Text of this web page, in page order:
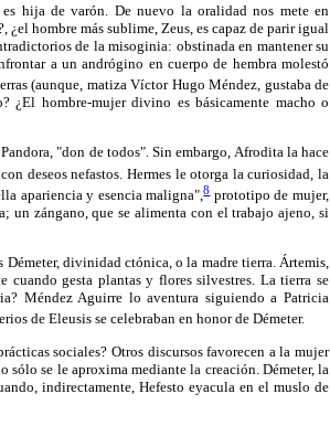
hija de varón. De nuevo la oralidad nos mete en
hombre más sublime, Zeus, es capaz de parir igual
de la misoginia: obstinada en mantener su
a un andrógino en cuerpo de hembra molestó
(aunque, matiza Víctor Hugo Méndez, gustaba de
¿El hombre-mujer divino es básicamente macho o
"don de todos". Sin embargo, Afrodita la hace
deseos nefastos. Hermes le otorga la curiosidad, la
apariencia y esencia maligna",8prototipo de mujer,
un zángano, que se alimenta con el trabajo ajeno, si
Démeter, divinidad ctónica, o la madre tierra. Ártemis,
gesta plantas y flores silvestres. La tierra se
Méndez Aguirre lo aventura siguiendo a Patricia
de Eleusis se celebraban en honor de Démeter.
sociales? Otros discursos favorecen a la mujer
sólo se le aproxima mediante la creación. Démeter, la
indirectamente, Hefesto eyacula en el muslo de